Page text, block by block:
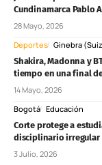
Cundinamarca Pablo
28 Mayo, 2026
Deportes Ginebra
Shakira, Madonna y
tiempo en una final
14 Mayo, 2026
Bogotá Educación
Corte protege a
disciplinario irregular
3 Julio, 2026